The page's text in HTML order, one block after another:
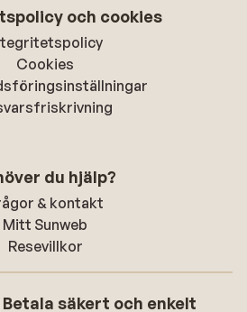
och cookies
Cookies
du hjälp?
& kontakt
Mitt Sunweb
Resevillkor
Betala säkert och enkelt